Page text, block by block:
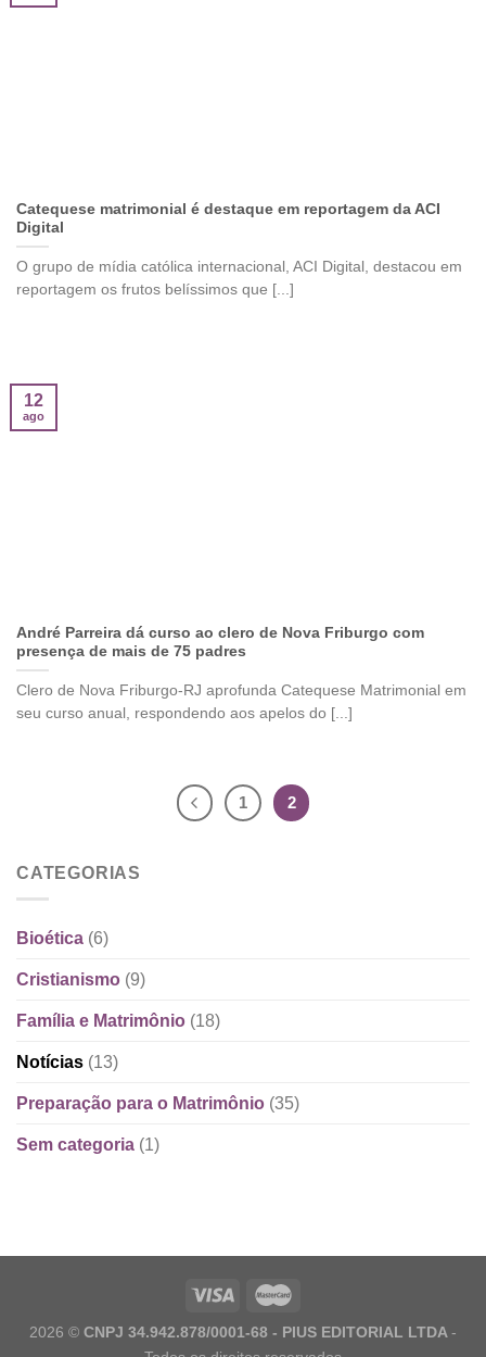
Catequese matrimonial é destaque em reportagem da ACI
Digital
O grupo de mídia católica internacional, ACI Digital, destacou em
reportagem os frutos belíssimos que [...]
André Parreira dá curso ao clero de Nova Friburgo com
presença de mais de 75 padres
Clero de Nova Friburgo-RJ aprofunda Catequese Matrimonial em
seu curso anual, respondendo aos apelos do [...]
12
ago
1 2
CATEGORIAS
Bioética (6)
Cristianismo (9)
Família e Matrimônio (18)
Notícias (13)
Preparação para o Matrimônio (35)
Sem categoria (1)
2026 © CNPJ 34.942.878/0001-68 - PIUS EDITORIAL LTDA-